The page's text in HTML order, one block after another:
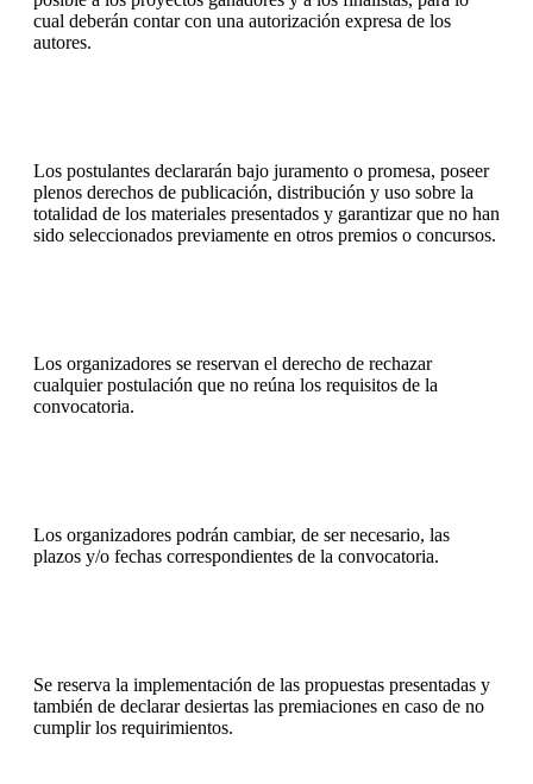
cual deberán contar con una autorización expresa de los
autores.
Los postulantes declararán bajo juramento o promesa, poseer
plenos derechos de publicación, distribución y uso sobre la
totalidad de los materiales presentados y garantizar que no han
sido seleccionados previamente en otros premios o concursos.
Los organizadores se reservan el derecho de rechazar
cualquier postulación que no reúna los requisitos de la
convocatoria.
Los organizadores podrán cambiar, de ser necesario, las
plazos y/o fechas correspondientes de la convocatoria.
Se reserva la implementación de las propuestas presentadas y
también de declarar desiertas las premiaciones en caso de no
cumplir los requirimientos.